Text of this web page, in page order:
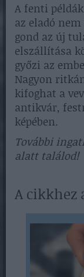
A fenti
az eladó
gond az új
elszállítása
győzi az
Nagyon
kifoghat a
antikvár,
képében.
További
alatt találod!
A